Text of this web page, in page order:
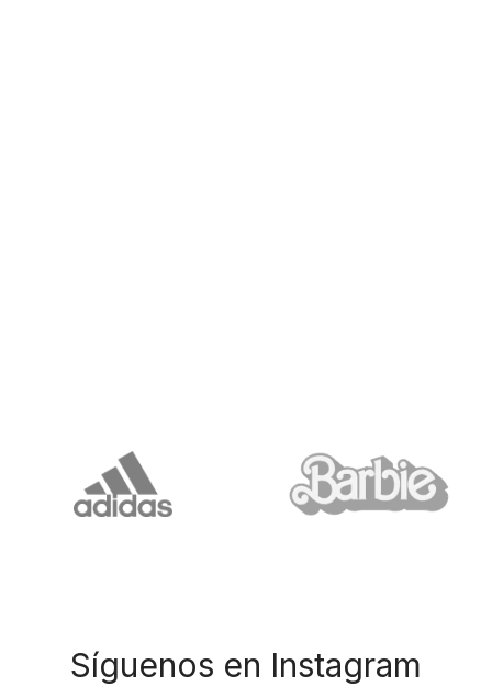
Síguenos en Instagram